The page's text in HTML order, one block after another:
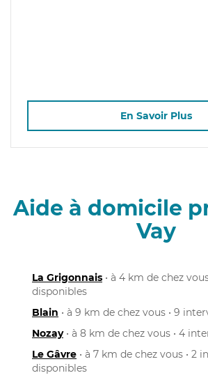
En Savoir Plus
Aide à domicile
Vay
La Grigonnais • à 4 km de chez
disponibles
Blain • à 9 km de chez vous • 9
Nozay• à 8 km de chez vous • 4
Le Gâvre • à 7 km de chez vous • 2
disponibles